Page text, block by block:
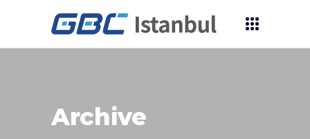
Archive